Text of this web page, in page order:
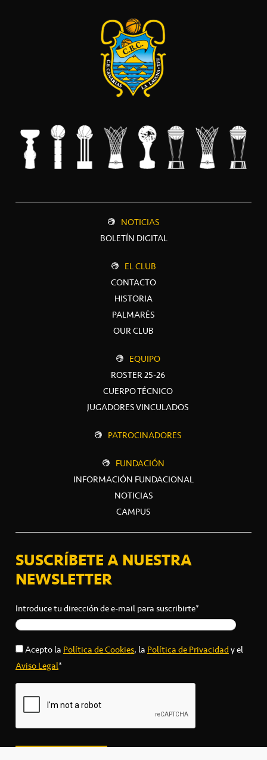
NOTICIAS
BOLETÍN DIGITAL
EL CLUB
CONTACTO
HISTORIA
PALMARÉS
OUR CLUB
EQUIPO
ROSTER 25-26
CUERPO TÉCNICO
JUGADORES VINCULADOS
PATROCINADORES
FUNDACIÓN
INFORMACIÓN FUNDACIONAL
NOTICIAS
CAMPUS
SUSCRÍBETE A NUESTRA
NEWSLETTER
Introduce tu dirección de e-mail para suscribirte*
Acepto laPolítica de Cookies, laPolítica de Privacidady el
Aviso Legal*